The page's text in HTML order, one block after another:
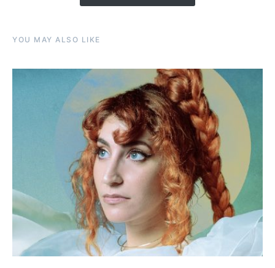
YOU MAY ALSO LIKE